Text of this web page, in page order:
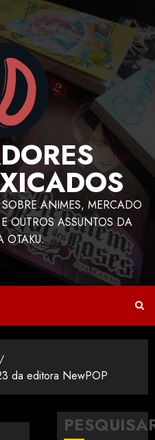
ANIMES, MERCADO
OUTROS ASSUNTOS DA
OTAKU.
da editora NewPOP